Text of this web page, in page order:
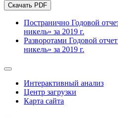
Скачать PDF
Постранично Годовой
никель» за 2019 г.
Разворотами Годовой
никель» за 2019 г.
Интерактивный анализ
Центр загрузки
Карта сайта